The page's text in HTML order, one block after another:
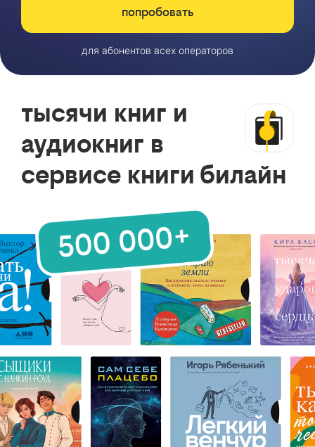
попробовать
для абонентов всех операторов
тысячи книг и
аудиокниг в
сервисе книги билайн